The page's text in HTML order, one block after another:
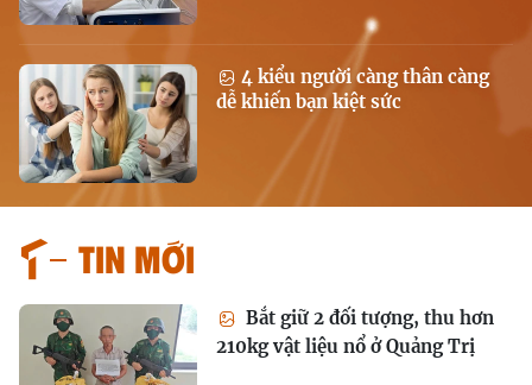
4 kiểu người càng thân càng
dễ khiến bạn kiệt sức
Tin mới
Bắt giữ 2 đối tượng, thu hơn
210kg vật liệu nổ ở Quảng Trị